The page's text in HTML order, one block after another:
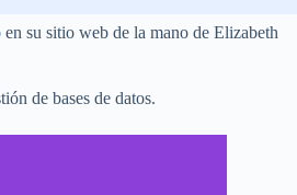
su sitio web de la mano de Elizabeth
de bases de datos.